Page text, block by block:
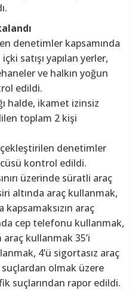
denetimler kapsamında
satışı yapılan yerler,
ve halkın yoğun
edildi.
halde, ikamet izinsiz
toplam 2 kişi
denetimler
kontrol edildi.
üzerinde süratli araç
altında araç kullanmak,
araç
cep telefonu kullanmak,
kullanmak 35’i
4’ü sigortasız araç
olmak üzere
suçlarından rapor edildi.